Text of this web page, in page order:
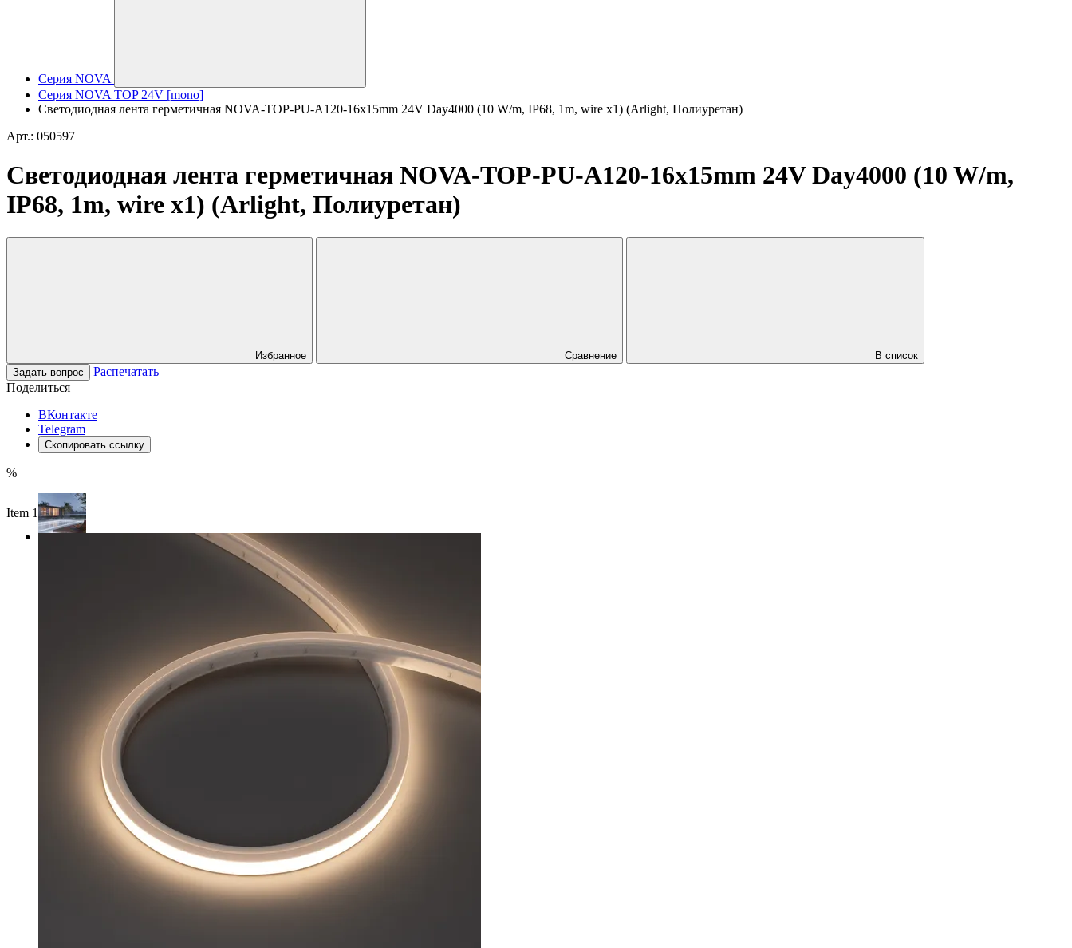
Серия NOVA
Серия NOVA TOP 24V [mono]
Светодиодная лента герметичная NOVA-TOP-PU-A120-16x15mm 24V Day4000 (10 W/m, IP68, 1m, wire x1) (Arlight, Полиуретан)
Арт.: 050597
Светодиодная лента герметичная NOVA-TOP-PU-A120-16x15mm 24V Day4000 (10 W/m,
IP68, 1m, wire x1) (Arlight, Полиуретан)
Избранное Сравнение
В список
Задать вопрос
Распечатать
Поделиться
ВКонтакте
Telegram
Скопировать ссылку
%
Item 1 of 5